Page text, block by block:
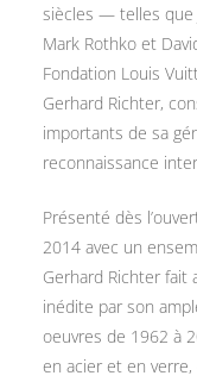
siècles — telles que
Mark Rothko et
Fondation Louis
Gerhard Richter,
importants de sa
reconnaissance
Présenté dès
2014 avec un
Gerhard Richter fait
inédite par son
oeuvres de 1962 à
en acier et en verre,